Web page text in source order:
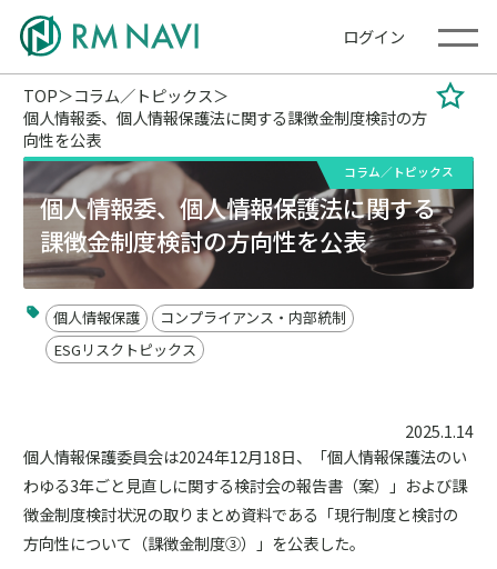
ログイン
TOP
コラム／トピックス
個人情報委、個人情報保護法に関する課徴金制度検討の方
向性を公表
コラム／トピックス
個人情報委、個人情報保護法に関する
課徴金制度検討の方向性を公表
個人情報保護
コンプライアンス・内部統制
ESGリスクトピックス
2025.1.14
個人情報保護委員会は2024年12月18日、「個人情報保護法のい
わゆる3年ごと見直しに関する検討会の報告書（案）」および課
徴金制度検討状況の取りまとめ資料である「現行制度と検討の
方向性について（課徴金制度③）」を公表した。